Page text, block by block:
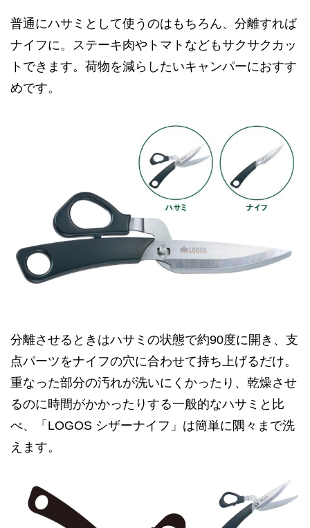
普通にハサミとして使うのはもちろん、分離すれば
ナイフに。ステーキ肉やトマトなどもサクサクカッ
トできます。荷物を減らしたいキャンパーにおすす
めです。
分離させるときはハサミの状態で約90度に開き、支
点パーツをナイフの穴に合わせて持ち上げるだけ。
重なった部分の汚れが洗いにくかったり、乾燥させ
るのに時間がかかったりする一般的なハサミと比
べ、「LOGOS シザーナイフ」は簡単に隅々まで洗
えます。